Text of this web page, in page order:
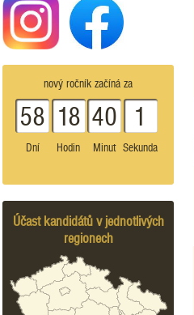
nový ročník začíná za
58
Dní
18
Hodin
40
Minut
1
Sekunda
Účast kandidátů v jednotlivých
regionech